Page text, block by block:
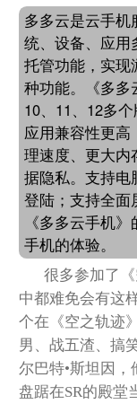
多多云是云手机
统、设备、应用
托管功能，实现
种功能。《多多
10、11、12多
应用兼容性更高
理速度、更大内
据隐私。支持电
登陆；支持全面
《多多云手机
手机的体验。
很多参加了
中都难免会有这
个在《空之轨迹
男、战五渣、搞
尔巴特•斯坦因，
盘踞在SR的殿堂